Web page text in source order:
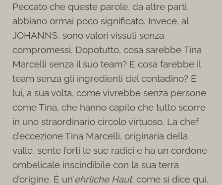
Peccato che queste parole, da altre parti,
abbiano ormai poco significato. Invece, al
JOHANNS, sono valori vissuti senza
compromessi. Dopotutto, cosa sarebbe Tina
Marcelli senza il suo team? E cosa farebbe il
team senza gli ingredienti del contadino? E
lui, a sua volta, come vivrebbe senza persone
come Tina, che hanno capito che tutto scorre
in uno straordinario circolo virtuoso. La chef
d’eccezione Tina Marcelli, originaria della
valle, sente forti le sue radici e ha un cordone
ombelicale inscindibile con la sua terra
d’origine. È un’ehrliche Haut, come si dice qui,